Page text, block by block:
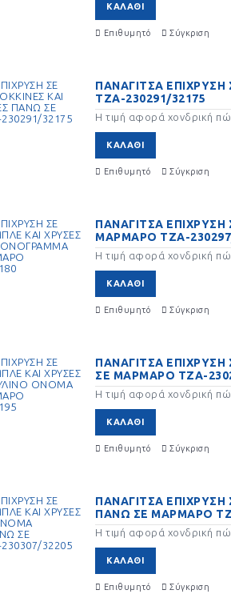
ΦΑΝΑΡΙ
ΔΙΑΚΌΣΜΗΣΗ
ΦΩΤΙΣΤΙΚΑ ΔΑΠΕΔΟΥ ΓΙΑ
ΚΑΛΆΘΙ
Επιθυμητό Σύγκριση
ΠΑΝΑΓΙΤΣΑ
ΤΖΑ-230291/32175
Η τιμή αφορά χονδρική
ΚΑΛΆΘΙ
Επιθυμητό Σύγκριση
ΠΑΝΑΓΙΤΣΑ
ΜΑΡΜΑΡΟ ΤΖΑ-
Η τιμή αφορά χονδρική
ΚΑΛΆΘΙ
Επιθυμητό Σύγκριση
ΠΑΝΑΓΙΤΣΑ
ΣΕ ΜΑΡΜΑΡΟ ΤΖΑ-
Η τιμή αφορά χονδρική
ΚΑΛΆΘΙ
Επιθυμητό Σύγκριση
ΠΑΝΑΓΙΤΣΑ
ΠΑΝΩ ΣΕ ΜΑΡΜΑΡΟ
Η τιμή αφορά χονδρική
ΚΑΛΆΘΙ
Επιθυμητό Σύγκριση